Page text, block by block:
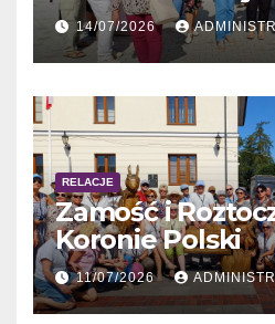
Obieżyświat
14/07/2026
RELACJE
Zamość i
Koronie Polski
11/07/2026